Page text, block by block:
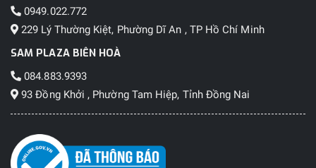
0949.022.772
229 Lý Thường Kiệt, Phường Dĩ An , TP Hồ Chí Minh
SAM PLAZA BIÊN HOÀ
084.883.9393
93 Đồng Khởi , Phường Tam Hiệp, Tỉnh Đồng Nai